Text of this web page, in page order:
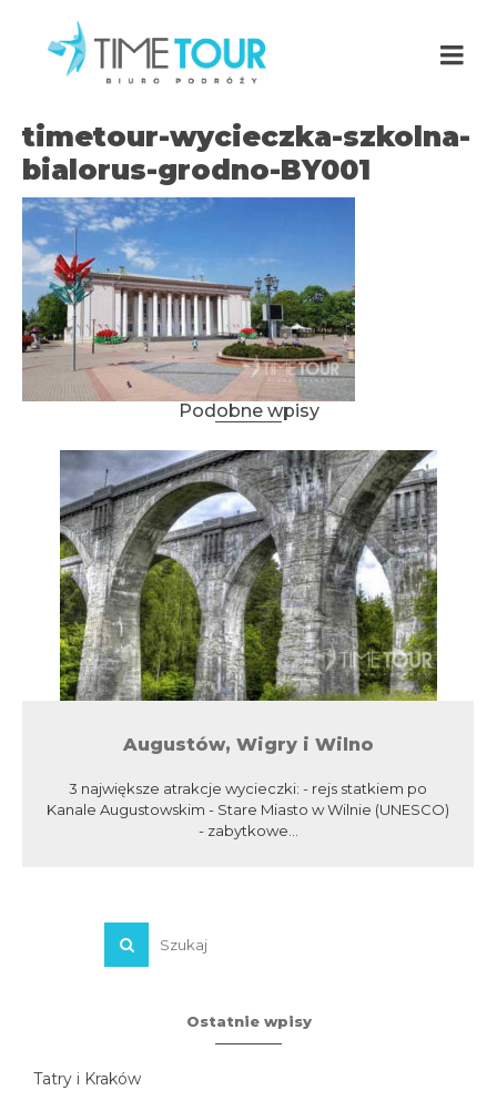
timetour-wycieczka-szkolna-
bialorus-grodno-BY001
Podobne wpisy
Augustów, Wigry i Wilno
3 największe atrakcje wycieczki: - rejs statkiem po
Kanale Augustowskim - Stare Miasto w Wilnie (UNESCO)
- zabytkowe...
Ostatnie wpisy
Tatry i Kraków